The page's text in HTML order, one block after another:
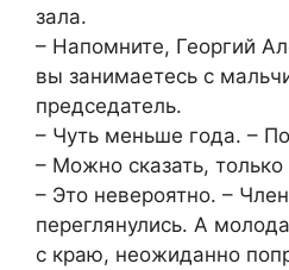
зала.
– Напомните, Георгий
вы занимаетесь с
председатель.
– Чуть меньше года. –
– Можно сказать,
– Это невероятно. –
переглянулись. А
с краю, неожиданно